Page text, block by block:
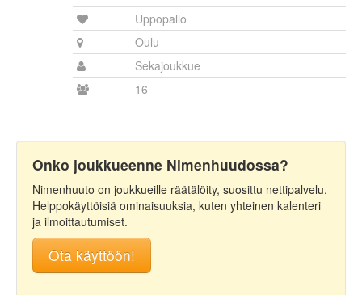
Uppopallo
Oulu
Sekajoukkue
16
Onko joukkueenne Nimenhuudossa?
Nimenhuuto on joukkueille räätälöity, suosittu nettipalvelu.
Helppokäyttöisiä ominaisuuksia, kuten yhteinen kalenteri
ja ilmoittautumiset.
Ota käyttöön!